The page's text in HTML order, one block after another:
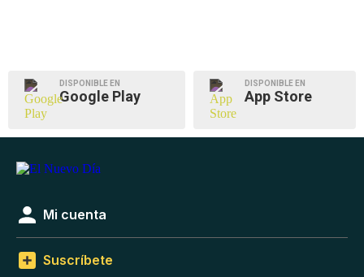
DISPONIBLE EN
Google Play
DISPONIBLE EN
App Store
Mi cuenta
Suscríbete